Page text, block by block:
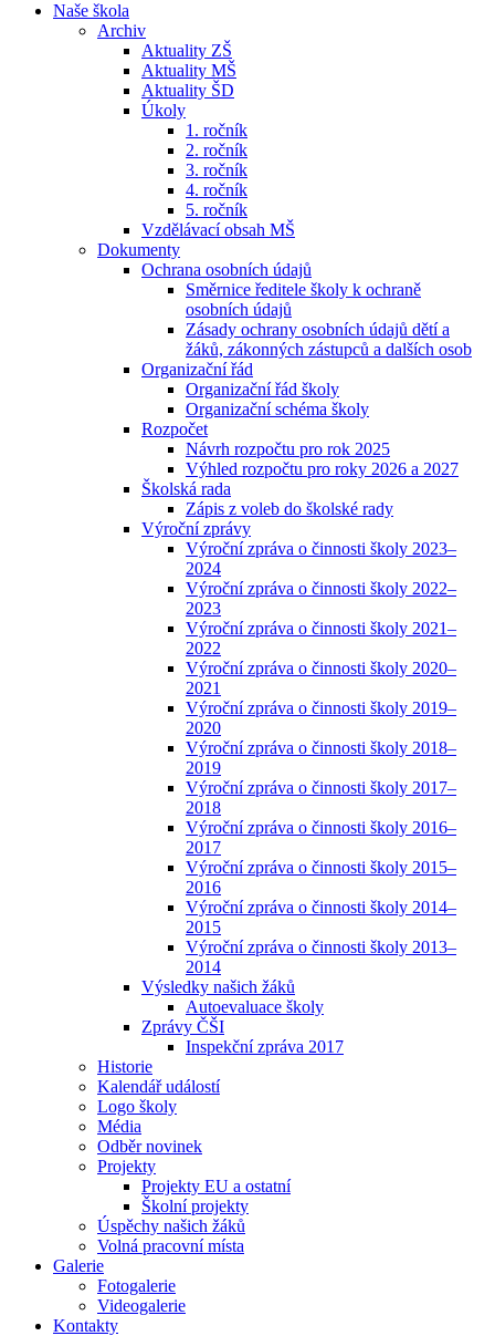
Naše škola
Archiv
Aktuality ZŠ
Aktuality MŠ
Aktuality ŠD
Úkoly
1. ročník
2. ročník
3. ročník
4. ročník
5. ročník
Vzdělávací obsah MŠ
Dokumenty
Ochrana osobních údajů
Směrnice ředitele školy k ochraně
osobních údajů
Zásady ochrany osobních údajů dětí a
žáků, zákonných zástupců a dalších osob
Organizační řád
Organizační řád školy
Organizační schéma školy
Rozpočet
Návrh rozpočtu pro rok 2025
Výhled rozpočtu pro roky 2026 a 2027
Školská rada
Zápis z voleb do školské rady
Výroční zprávy
Výroční zpráva o činnosti školy 2023–
2024
Výroční zpráva o činnosti školy 2022–
2023
Výroční zpráva o činnosti školy 2021–
2022
Výroční zpráva o činnosti školy 2020–
2021
Výroční zpráva o činnosti školy 2019–
2020
Výroční zpráva o činnosti školy 2018–
2019
Výroční zpráva o činnosti školy 2017–
2018
Výroční zpráva o činnosti školy 2016–
2017
Výroční zpráva o činnosti školy 2015–
2016
Výroční zpráva o činnosti školy 2014–
2015
Výroční zpráva o činnosti školy 2013–
2014
Výsledky našich žáků
Autoevaluace školy
Zprávy ČŠI
Inspekční zpráva 2017
Historie
Kalendář událostí
Logo školy
Média
Odběr novinek
Projekty
Projekty EU a ostatní
Školní projekty
Úspěchy našich žáků
Volná pracovní místa
Galerie
Fotogalerie
Videogalerie
Kontakty